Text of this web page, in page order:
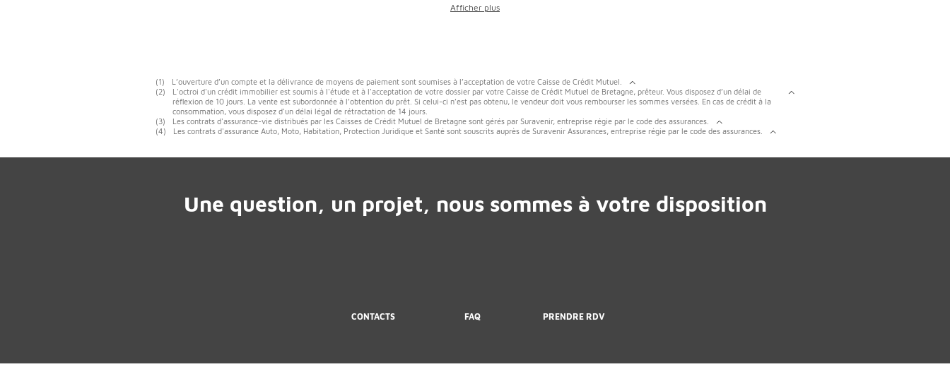
(1)
L’ouverture d’un compte et la délivrance de moyens de paiement sont soumises à l’acceptation de votre Caisse de Crédit Mutuel.
(2)
L'octroi d'un crédit immobilier est soumis à l'étude et à l'acceptation de votre dossier par votre Caisse de Crédit Mutuel de Bretagne, prêteur. Vous disposez d’un délai de
réflexion de 10 jours. La vente est subordonnée à l’obtention du prêt. Si celui-ci n’est pas obtenu, le vendeur doit vous rembourser les sommes versées. En cas de crédit à la
consommation, vous disposez d'un délai légal de rétractation de 14 jours.
(3)
Les contrats d'assurance-vie distribués par les Caisses de Crédit Mutuel de Bretagne sont gérés par Suravenir, entreprise régie par le code des assurances.
(4)
Les contrats d'assurance Auto, Moto, Habitation, Protection Juridique et Santé sont souscrits auprès de Suravenir Assurances, entreprise régie par le code des assurances.
Une question, un projet, nous sommes à votre disposition
CONTACTS FAQ PRENDRE RDV